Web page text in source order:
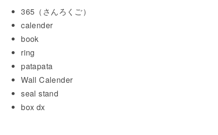
365（さんろくご）
calender
book
ring
patapata
Wall Calender
seal stand
box dx